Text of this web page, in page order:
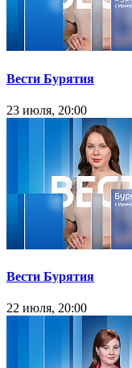
Вести Бурятия
23 июля, 20:00
Вести Бурятия
22 июля, 20:00